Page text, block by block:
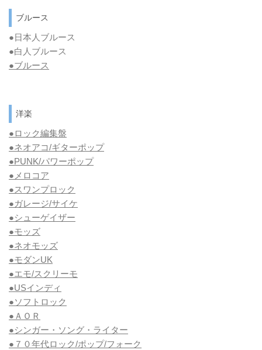
ブルース
●日本人ブルース
●白人ブルース
●ブルース
洋楽
●ロック編集盤
●ネオアコ/ギターポップ
●PUNK/パワーポップ
●メロコア
●スワンプロック
●ガレージ/サイケ
●シューゲイザー
●モッズ
●ネオモッズ
●モダンUK
●エモ/スクリーモ
●USインディ
●ソフトロック
●ＡＯＲ
●シンガー・ソング・ライター
●７０年代ロック/ポップ/フォーク